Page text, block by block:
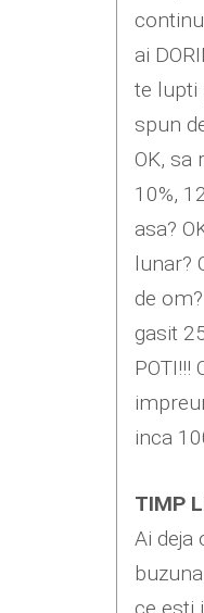
ai
te lupti
spun
OK, sa
10%,
asa?
lunar?
de
gasit
inca
TIMP
Ai deja